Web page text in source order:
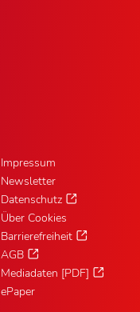
Impressum
Newsletter
Datenschutz
Über Cookies
Barrierefreiheit
AGB
Mediadaten [PDF]
ePaper